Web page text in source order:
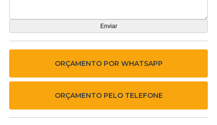
ORÇAMENTO POR WHATSAPP
ORÇAMENTO PELO TELEFONE